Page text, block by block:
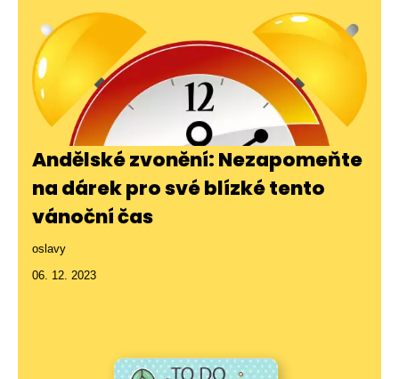
Andělské zvonění: Nezapomeňte
na dárek pro své blízké tento
vánoční čas
oslavy
06. 12. 2023